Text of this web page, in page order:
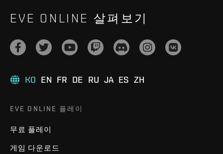
EVE ONLINE 살펴보기
KO EN FR DE RU JA ES ZH
EVE ONLINE 플레이
무료 플레이
게임 다운로드